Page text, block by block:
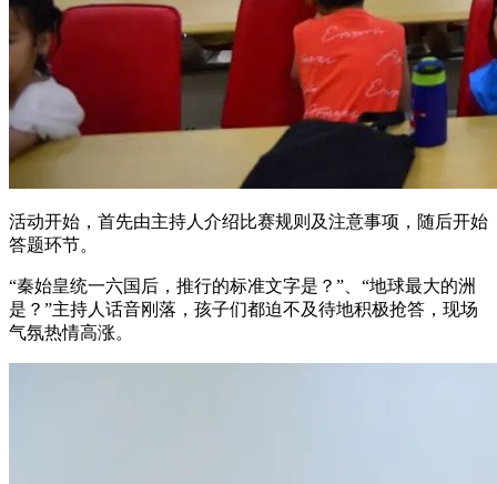
活动开始，首先由主持人介绍比赛规则及注意事项，随后开始
答题环节。
“秦始皇统一六国后，推行的标准文字是？”、“地球最大的洲
是？”主持人话音刚落，孩子们都迫不及待地积极抢答，现场
气氛热情高涨。